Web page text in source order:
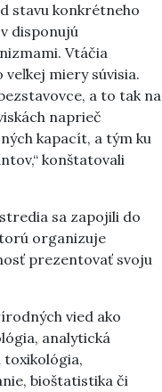
stavu konkrétneho
disponujú
Vtáčia
miery súvisia.
a to tak na
naprieč
kapacít, a tým ku
konštatovali
sa zapojili do
organizuje
prezentovať svoju
vied ako
analytická
toxikológia,
bioštatistika či